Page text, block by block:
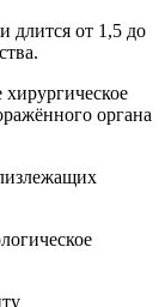
длится от 1,5 до
органа